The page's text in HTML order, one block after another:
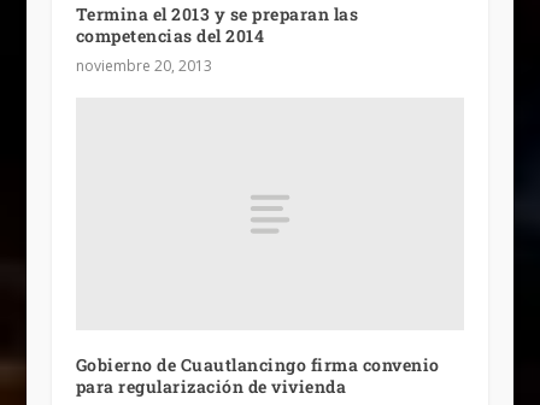
Termina el 2013 y se preparan las
competencias del 2014
noviembre 20, 2013
Gobierno de Cuautlancingo firma convenio
para regularización de vivienda